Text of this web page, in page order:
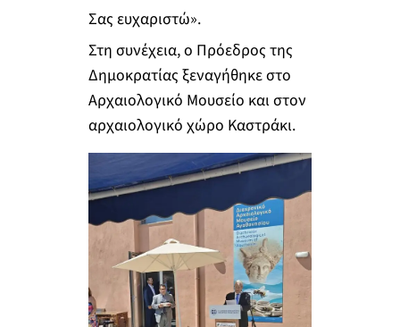
Σας ευχαριστώ».
Στη συνέχεια, ο Πρόεδρος της
Δημοκρατίας ξεναγήθηκε στο
Αρχαιολογικό Μουσείο και στον
αρχαιολογικό χώρο Καστράκι.